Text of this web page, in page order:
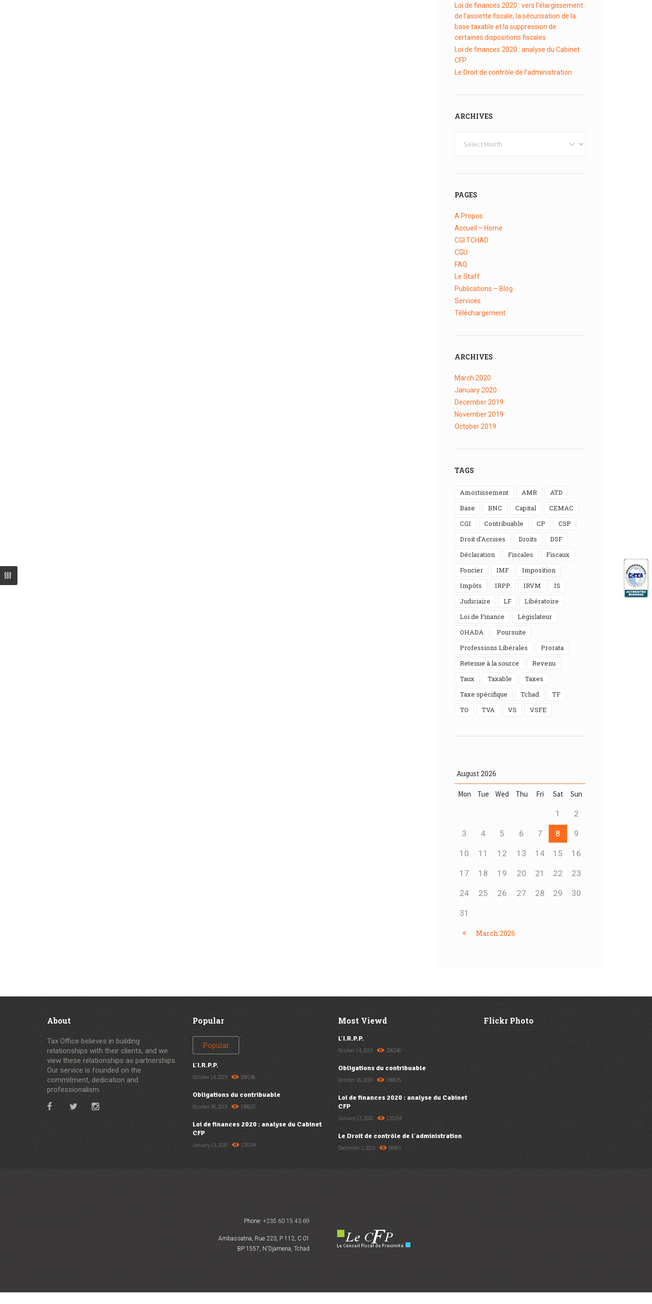
Loi de finances 2020 : vers l’élargissement
de l’assiette fiscale, la sécurisation de la
base taxable et la suppression de
certaines dispositions fiscales
Loi de finances 2020 : analyse du Cabinet
CFP
Le Droit de contrôle de l’administration
ARCHIVES
PAGES
A Propos
Accueil – Home
CGI TCHAD
CGU
FAQ
Le Staff
Publications – Blog
Services
Téléchargement
ARCHIVES
March 2020
January2020
December2019
November2019
October2019
TAGS
Amortissement AMR
ATD
Base
BNC Capital
CEMAC
CGI
Contribuable CP
CSP
Droit d'Accises
Droits
DSF
Déclaration
Fiscales
Fiscaux
Foncier
IMF
Imposition
Impôts
IRPP IRVM
IS
Judiciaire
LF
Libératoire
Loi de Finance
Législateur
OHADA
Poursuite
Professions Libérales
Prorata
Retenue à la source
Revenu
Taux
Taxable
taxes
Taxe spécifique
Tchad
TF
TO
TVA VS VSFE
August2026
Mon Tue Wed Thu Fri Sat Sun
1 2
3 4 5 6 7 8 9
10 11 12 13 14 15 16
17 18 19 20 21 22 23
24 25 26 27 28 29 30
31
March 2026
About
Tax Office believes in building
relationships with their clients, and we
view these relationships as partnerships.
Our service is founded on the
commitment, dedication and
professionalism.
Popular
Popular
L’I.R.P.P.
October 14, 2019 206246
Obligations du contribuable
October 28, 2019 198625
Loi de finances 2020 : analyse du Cabinet
CFP
January 13, 2020 125194
Most Viewd
L’I.R.P.P.
October 14, 2019 206246
Obligations du contribuable
October 28, 2019 198625
Loi de finances 2020 : analyse du Cabinet
CFP
January 13, 2020 125194
Le Droit de contrôle de l’administration
December 2, 2019 58963
Flickr Photo
Phone: +235 60 15 43 69
Ambassatna, Rue 223, P 112, C 01
BP 1557, N'Djamena, Tchad